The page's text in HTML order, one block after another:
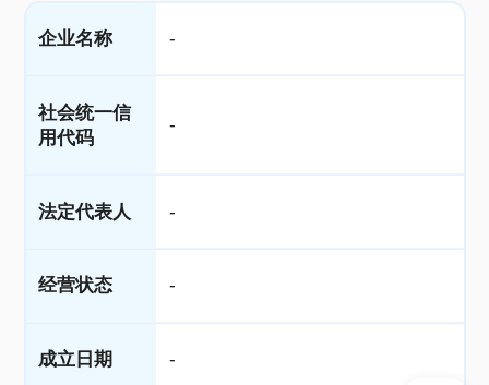
企业名称 -
社会统一信
用代码
-
法定代表人 -
经营状态 -
成立日期 -